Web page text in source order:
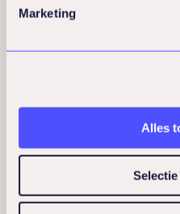
Marketing
Alles
Creëer rustige